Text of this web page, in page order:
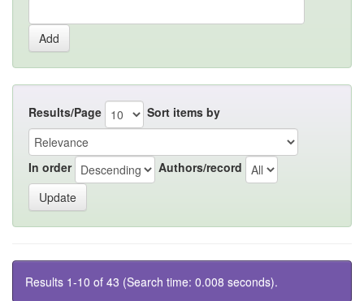
Results/Page Sort items by
In order Authors/record
Results 1-10 of 43 (Search time: 0.008 seconds).